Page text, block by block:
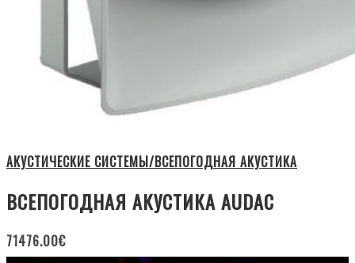
АКУСТИЧЕСКИЕ СИСТЕМЫ/ВСЕПОГОДНАЯ АКУСТИКА
ВСЕПОГОДНАЯ АКУСТИКА AUDAC
71476.00€